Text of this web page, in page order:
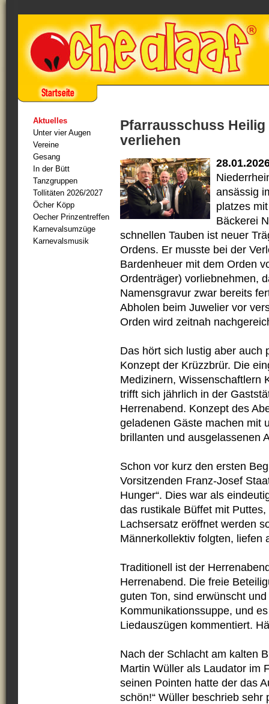
Aktuelles
Unter vier Augen
Vereine
Gesang
In der Bütt
Tanzgruppen
Tollitäten 2026/2027
Öcher Köpp
Oecher Prinzentreffen
Karnevalsumzüge
Karnevalsmusik
Pfarrausschuss
verliehen
ansässig
platzes
Bäckerei
schnellen Tauben ist neuer
Ordens. Er musste bei der
Bardenheuer mit dem Orden
Ordenträger) vorliebnehmen,
Namensgravur zwar bereits
Abholen beim Juwelier vor
Orden wird zeitnah
Das hört sich lustig aber auch
Konzept der Krüzzbrür. Die
Medizinern, Wissenschaftlern
trifft sich jährlich in der
Herrenabend. Konzept des
geladenen Gäste machen mit
brillanten und ausgelassenen
Schon vor kurz den ersten
Vorsitzenden Franz-Josef
Hunger“. Dies war als
das rustikale Büffet mit
Lachsersatz eröffnet werden
Männerkollektiv folgten, liefen
Traditionell ist der
Herrenabend. Die freie
guten Ton, sind erwünscht
Kommunikationssuppe, und
Liedauszügen kommentiert.
Nach der Schlacht am kalten
Martin Wüller als Laudator im
seinen Pointen hatte der das
schön!“ Wüller beschrieb